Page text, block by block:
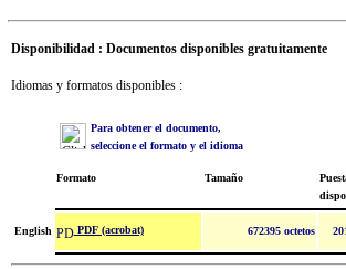
Disponibilidad : Documentos disponibles gratuitamente
Idiomas y formatos disponibles :
Para obtener el documento,
seleccione el formato y el idioma
Formato Tamaño
English PDF (acrobat) 672395 octetos